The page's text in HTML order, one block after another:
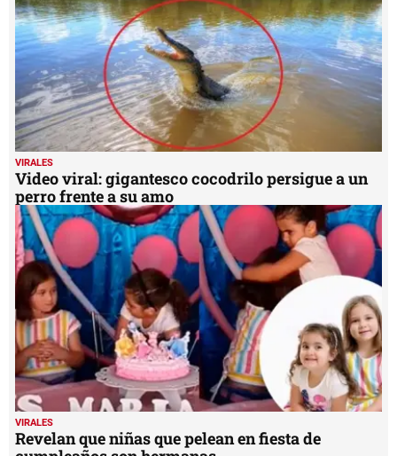
VIRALES
Video viral: gigantesco cocodrilo persigue a un
perro frente a su amo
VIRALES
Revelan que niñas que pelean en fiesta de